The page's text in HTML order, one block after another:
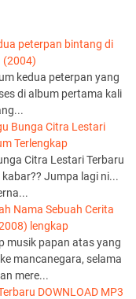
peterpan bintang di
(2004)
kedua peterpan yang
di album pertama kali
Bunga Citra Lestari
Terlengkap
Citra Lestari Terbaru
Jumpa lagi ni...
Nama Sebuah Cerita
lengkap
musik papan atas yang
mancanegara, selama
mere...
DOWNLOAD MP3